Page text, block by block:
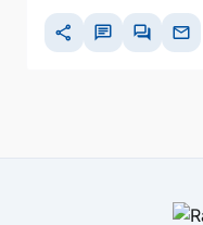
share chat forum mail